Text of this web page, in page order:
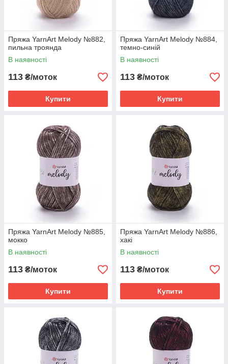
Пряжа YarnArt Melody №882,
пильна троянда
В наявності
113 ₴/моток
Купити
Пряжа YarnArt Melody №884,
темно-синій
В наявності
113 ₴/моток
Купити
Пряжа YarnArt Melody №885,
мокко
В наявності
113 ₴/моток
Купити
Пряжа YarnArt Melody №886,
хакі
В наявності
113 ₴/моток
Купити